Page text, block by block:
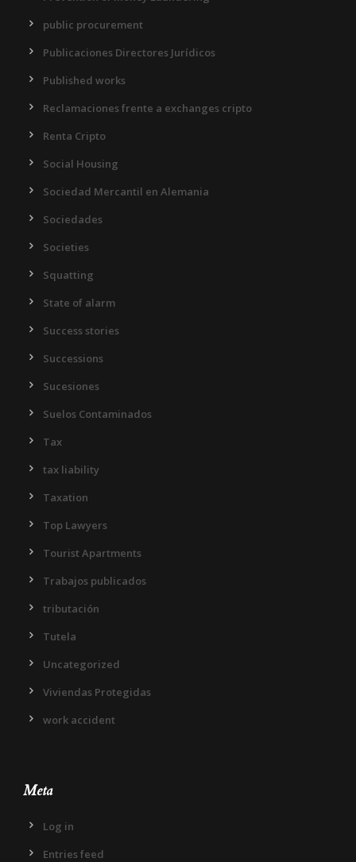
public procurement
Publicaciones Directores Jurídicos
Published works
Reclamaciones frente a exchanges cripto
Renta Cripto
Social Housing
Sociedad Mercantil en Alemania
Sociedades
Societies
Squatting
State of alarm
Success stories
Successions
Sucesiones
Suelos Contaminados
Tax
tax liability
Taxation
Top Lawyers
Tourist Apartments
Trabajos publicados
tributación
Tutela
Uncategorized
Viviendas Protegidas
work accident
Meta
Log in
Entries feed